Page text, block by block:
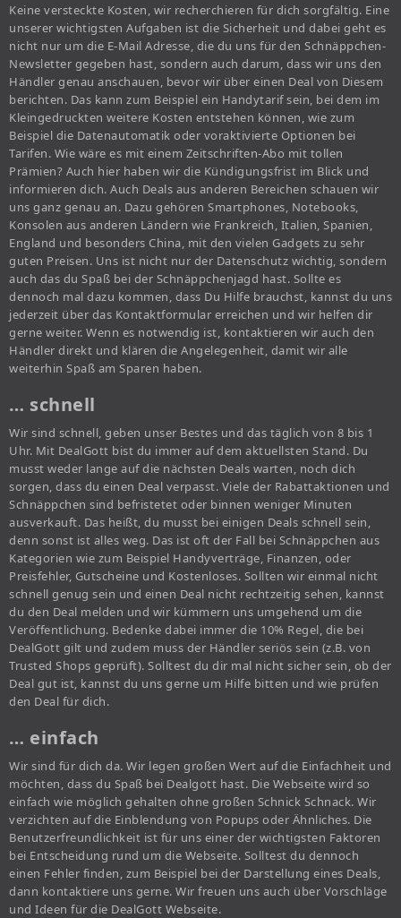
Keine versteckte Kosten, wir recherchieren für dich sorgfältig. Eine
unserer wichtigsten Aufgaben ist die Sicherheit und dabei geht es
nicht nur um die E-Mail Adresse, die du uns für den Schnäppchen-
Newsletter gegeben hast, sondern auch darum, dass wir uns den
Händler genau anschauen, bevor wir über einen Deal von Diesem
berichten. Das kann zum Beispiel ein Handytarif sein, bei dem im
Kleingedruckten weitere Kosten entstehen können, wie zum
Beispiel die Datenautomatik oder voraktivierte Optionen bei
Tarifen. Wie wäre es mit einem Zeitschriften-Abo mit tollen
Prämien? Auch hier haben wir die Kündigungsfrist im Blick und
informieren dich. Auch Deals aus anderen Bereichen schauen wir
uns ganz genau an. Dazu gehören Smartphones, Notebooks,
Konsolen aus anderen Ländern wie Frankreich, Italien, Spanien,
England und besonders China, mit den vielen Gadgets zu sehr
guten Preisen. Uns ist nicht nur der Datenschutz wichtig, sondern
auch das du Spaß bei der Schnäppchenjagd hast. Sollte es
dennoch mal dazu kommen, dass Du Hilfe brauchst, kannst du uns
jederzeit über das Kontaktformular erreichen und wir helfen dir
gerne weiter. Wenn es notwendig ist, kontaktieren wir auch den
Händler direkt und klären die Angelegenheit, damit wir alle
weiterhin Spaß am Sparen haben.
… schnell
Wir sind schnell, geben unser Bestes und das täglich von 8 bis 1
Uhr. Mit DealGott bist du immer auf dem aktuellsten Stand. Du
musst weder lange auf die nächsten Deals warten, noch dich
sorgen, dass du einen Deal verpasst. Viele der Rabattaktionen und
Schnäppchen sind befristetet oder binnen weniger Minuten
ausverkauft. Das heißt, du musst bei einigen Deals schnell sein,
denn sonst ist alles weg. Das ist oft der Fall bei Schnäppchen aus
Kategorien wie zum Beispiel Handyverträge, Finanzen, oder
Preisfehler, Gutscheine und Kostenloses. Sollten wir einmal nicht
schnell genug sein und einen Deal nicht rechtzeitig sehen, kannst
du den Deal melden und wir kümmern uns umgehend um die
Veröffentlichung. Bedenke dabei immer die 10% Regel, die bei
DealGott gilt und zudem muss der Händler seriös sein (z.B. von
Trusted Shops geprüft). Solltest du dir mal nicht sicher sein, ob der
Deal gut ist, kannst du uns gerne um Hilfe bitten und wie prüfen
den Deal für dich.
… einfach
Wir sind für dich da. Wir legen großen Wert auf die Einfachheit und
möchten, dass du Spaß bei Dealgott hast. Die Webseite wird so
einfach wie möglich gehalten ohne großen Schnick Schnack. Wir
verzichten auf die Einblendung von Popups oder Ähnliches. Die
Benutzerfreundlichkeit ist für uns einer der wichtigsten Faktoren
bei Entscheidung rund um die Webseite. Solltest du dennoch
einen Fehler finden, zum Beispiel bei der Darstellung eines Deals,
dann kontaktiere uns gerne. Wir freuen uns auch über Vorschläge
und Ideen für die DealGott Webseite.